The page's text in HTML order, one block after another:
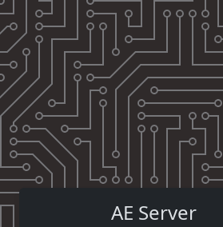
AE Server